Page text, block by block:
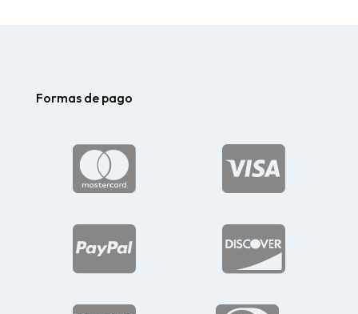
Formas de pago



